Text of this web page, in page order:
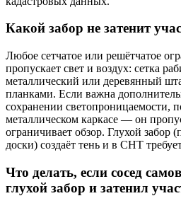
Какой забор не затенит
Любое сетчатое или решётчатое
пропускает свет и воздух: сетка
металлический или деревянный
планками. Если важна
сохранении светопроницаемости,
металлическом каркасе — он
ограничивает обзор. Глухой забор
доски) создаёт тень и в СНТ
Что делать, если сосед
глухой забор и затенил